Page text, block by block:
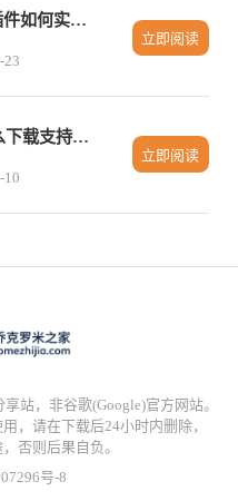
google浏览器插件如何实现网页自动翻译
23
立即阅读
谷歌浏览器怎么下载支持高分辨率的优化版本
10
立即阅读
站，非谷歌(Google)官方网站。
，请在下载后24小时内删除，
否则后果自负。
号-8